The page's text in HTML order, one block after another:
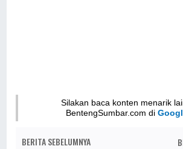
Silakan baca konten menarik
BentengSumbar.com di
BERITA SEBELUMNYA